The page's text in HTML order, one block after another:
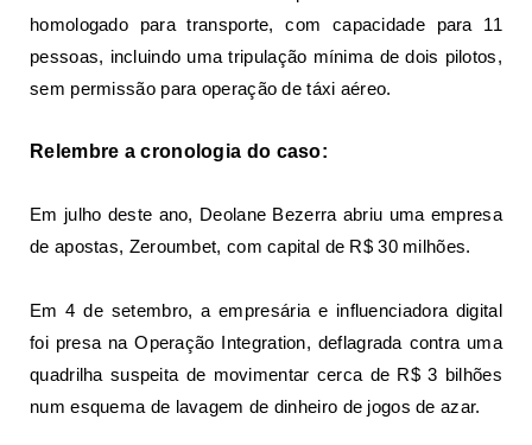
homologado para transporte, com capacidade para 11
pessoas, incluindo uma tripulação mínima de dois pilotos,
sem permissão para operação de táxi aéreo.
Relembre a cronologia do caso:
Em julho deste ano, Deolane Bezerra abriu uma empresa
de apostas, Zeroumbet, com capital de R$ 30 milhões.
Em 4 de setembro, a empresária e influenciadora digital
foi presa na Operação Integration, deflagrada contra uma
quadrilha suspeita de movimentar cerca de R$ 3 bilhões
num esquema de lavagem de dinheiro de jogos de azar.